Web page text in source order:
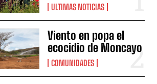
ULTIMAS NOTICIAS
Viento en popa el
ecocidio de Moncayo
COMUNIDADES